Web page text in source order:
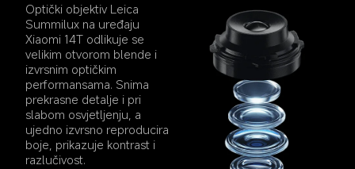
Optički objektiv Leica
Summilux na uređaju
Xiaomi 14T odlikuje se
velikim otvorom blende i
izvrsnim optičkim
performansama. Snima
prekrasne detalje i pri
slabom osvjetljenju, a
ujedno izvrsno reproducira
boje, prikazuje kontrast i
razlučivost.